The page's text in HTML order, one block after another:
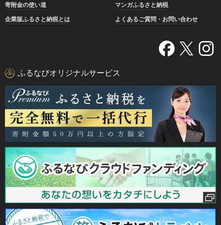
寄附金の使い道
マンガふるさと納税
企業版ふるさと納税とは
よくあるご質問・お問い合わせ
ふるなびオリジナルサービス